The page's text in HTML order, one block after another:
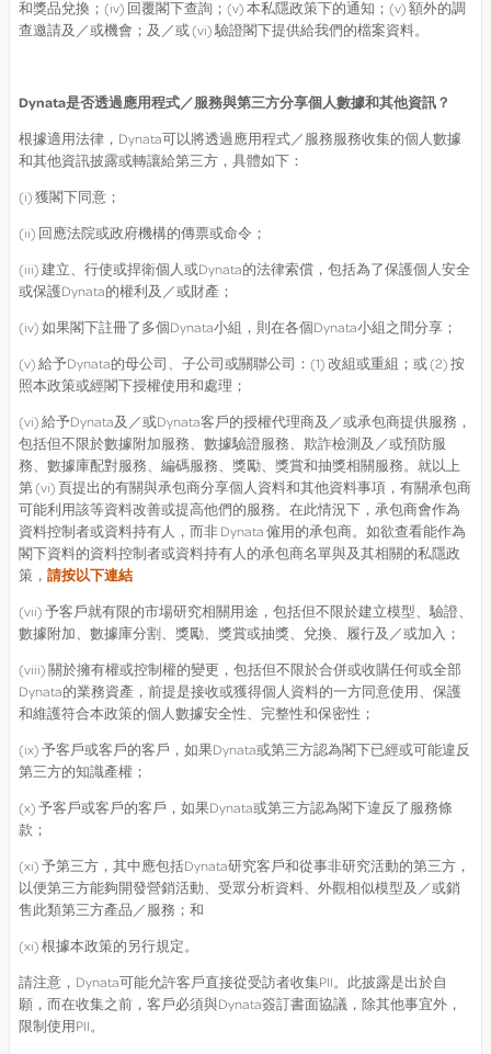
和獎品兌換；(iv) 回覆閣下查詢；(v) 本私隱政策下的通知；(v) 額外的調
查邀請及／或機會；及／或 (vi) 驗證閣下提供給我們的檔案資料。
Dynata是否透過應用程式／服務與第三方分享個人數據和其他資訊？
根據適用法律，Dynata可以將透過應用程式／服務服務收集的個人數據
和其他資訊披露或轉讓給第三方，具體如下：
(i) 獲閣下同意；
(ii) 回應法院或政府機構的傳票或命令；
(iii) 建立、行使或捍衛個人或Dynata的法律索償，包括為了保護個人安全
或保護Dynata的權利及／或財產；
(iv) 如果閣下註冊了多個Dynata小組，則在各個Dynata小組之間分享；
(v) 給予Dynata的母公司、子公司或關聯公司：(1) 改組或重組；或 (2) 按
照本政策或經閣下授權使用和處理；
(vi) 給予Dynata及／或Dynata客戶的授權代理商及／或承包商提供服務，
包括但不限於數據附加服務、數據驗證服務、欺詐檢測及／或預防服
務、數據庫配對服務、編碼服務、獎勵、獎賞和抽獎相關服務。就以上
第 (vi) 頁提出的有關與承包商分享個人資料和其他資料事項，有關承包商
可能利用該等資料改善或提高他們的服務。在此情況下，承包商會作為
資料控制者或資料持有人，而非 Dynata 僱用的承包商。如欲查看能作為
閣下資料的資料控制者或資料持有人的承包商名單與及其相關的私隱政
策， 請按以下連結
(vii) 予客戶就有限的市場研究相關用途，包括但不限於建立模型、驗證、
數據附加、數據庫分割、獎勵、獎賞或抽獎、兌換、履行及／或加入；
(viii) 關於擁有權或控制權的變更，包括但不限於合併或收購任何或全部
Dynata的業務資產，前提是接收或獲得個人資料的一方同意使用、保護
和維護符合本政策的個人數據安全性、完整性和保密性；
(ix) 予客戶或客戶的客戶，如果Dynata或第三方認為閣下已經或可能違反
第三方的知識產權；
(x) 予客戶或客戶的客戶，如果Dynata或第三方認為閣下違反了服務條
款；
(xi) 予第三方，其中應包括Dynata研究客戶和從事非研究活動的第三方，
以便第三方能夠開發營銷活動、受眾分析資料、外觀相似模型及／或銷
售此類第三方產品／服務；和
(xi) 根據本政策的另行規定。
請注意，Dynata可能允許客戶直接從受訪者收集PII。此披露是出於自
願，而在收集之前，客戶必須與Dynata簽訂書面協議，除其他事宜外，
限制使用PII。